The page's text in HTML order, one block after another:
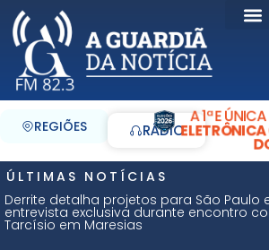
REGIÕES RÁDIO
A 1ª E
ÚLTIMAS NOTÍCIAS
Derrite detalha projetos para São Paulo
entrevista exclusiva durante encontro
Tarcísio em Maresias